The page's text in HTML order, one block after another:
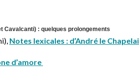
Cavalcanti) : quelques prolongements
Notes lexicales : d’André le
d’amore